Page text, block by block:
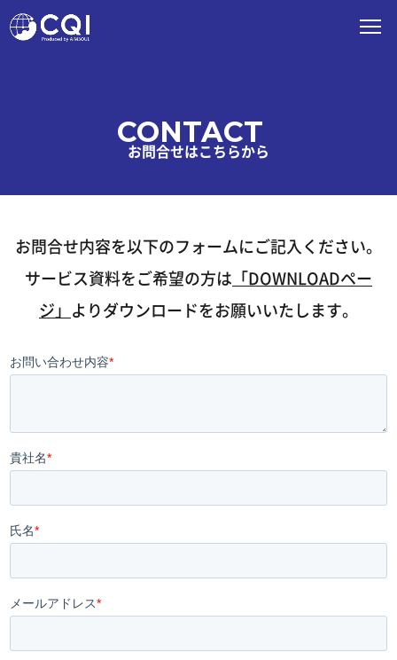
CONTACT
お問合せはこちらから
お問合せ内容を以下のフォームにご記入ください。
サービス資料をご希望の方は 「DOWNLOADペー
ジ」 よりダウンロードをお願いいたします。